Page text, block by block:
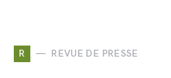
R REVUE DE PRESSE